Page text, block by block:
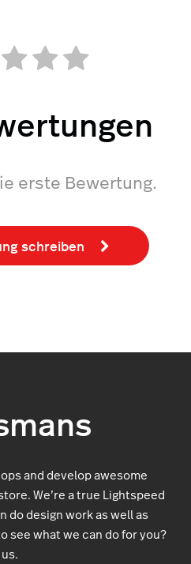
erste Bewertung.
schreiben
and develop awesome
We’re a true Lightspeed
do design work as well as
see what we can do for you?